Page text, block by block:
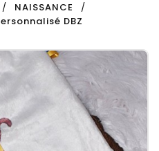
NAISSANCE
DBZ